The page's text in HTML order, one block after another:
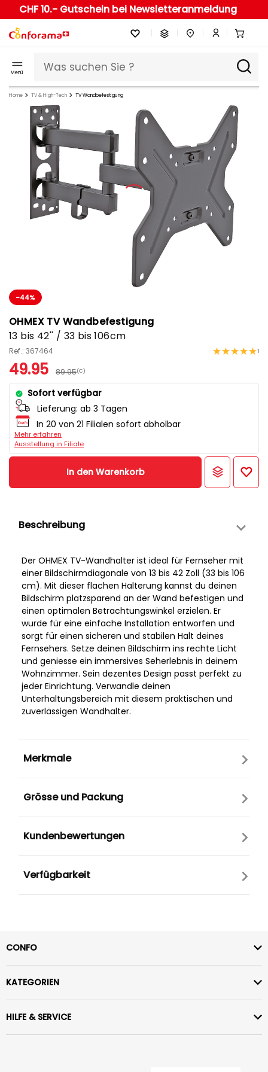
CHF 10.- Gutschein bei Newsletteranmeldung
Menü
Home TV & High-Tech TV Wandbefestigung
-44%
OHMEX TV Wandbefestigung
13 bis 42'' / 33 bis 106cm
Ref.: 367464 1
49.95 89.95(C)
Sofort verfügbar
Lieferung: ab 3 Tagen
In 20 von 21 Filialen sofort abholbar
Mehr erfahren
Ausstellung in Filiale
In den Warenkorb
Beschreibung
Der OHMEX TV-Wandhalter ist ideal für Fernseher mit
einer Bildschirmdiagonale von 13 bis 42 Zoll (33 bis 106
cm). Mit dieser flachen Halterung kannst du deinen
Bildschirm platzsparend an der Wand befestigen und
einen optimalen Betrachtungswinkel erzielen. Er
wurde für eine einfache Installation entworfen und
sorgt für einen sicheren und stabilen Halt deines
Fernsehers. Setze deinen Bildschirm ins rechte Licht
und geniesse ein immersives Seherlebnis in deinem
Wohnzimmer. Sein dezentes Design passt perfekt zu
jeder Einrichtung. Verwandle deinen
Unterhaltungsbereich mit diesem praktischen und
zuverlässigen Wandhalter.
Merkmale
Grösse und Packung
Kundenbewertungen
Verfügbarkeit
CONFO
KATEGORIEN
HILFE & SERVICE